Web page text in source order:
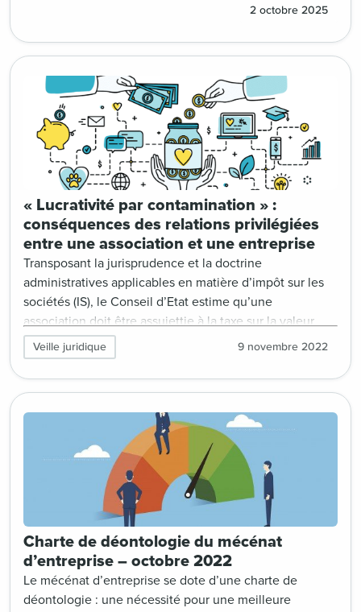
d’intérêt général. Pourtant, elles répondent à des
sur le plan fiscal.
2 octobre 2025
« Lucrativité par contamination » :
conséquences des relations privilégiées
entre une association et une entreprise
Transposant la jurisprudence et la doctrine
administratives applicables en matière d’impôt sur les
sociétés (IS), le Conseil d’Etat estime qu’une
association doit être assujettie à la taxe sur la valeur
ajoutée (TVA) dès lors qu’elle offre un avantage
concurrentiel à son partenaire économique dans le
cadre d’une relation privilégiée.
Veille juridique 9 novembre 2022
Charte de déontologie du mécénat
d’entreprise – octobre 2022
Le mécénat d’entreprise se dote d’une charte de
déontologie : une nécessité pour une meilleure